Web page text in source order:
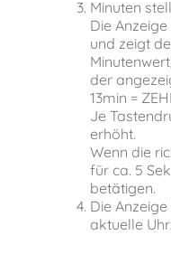
Minuten
Die
und zeigt
der
13min =
Je
erhöht.
Wenn die
für ca. 5
betätigen.
Die
aktuelle